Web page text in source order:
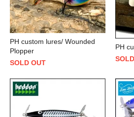
PH custom lures/ Wounded
Plopper
SOLD OUT
PH